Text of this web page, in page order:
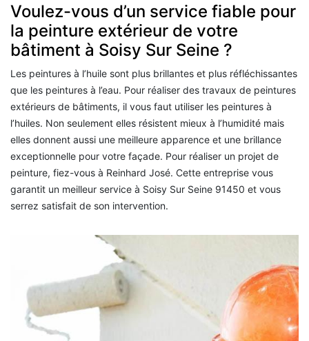
Voulez-vous d’un service fiable pour
la peinture extérieur de votre
bâtiment à Soisy Sur Seine ?
Les peintures à l’huile sont plus brillantes et plus réfléchissantes
que les peintures à l’eau. Pour réaliser des travaux de peintures
extérieurs de bâtiments, il vous faut utiliser les peintures à
l’huiles. Non seulement elles résistent mieux à l’humidité mais
elles donnent aussi une meilleure apparence et une brillance
exceptionnelle pour votre façade. Pour réaliser un projet de
peinture, fiez-vous à Reinhard José. Cette entreprise vous
garantit un meilleur service à Soisy Sur Seine 91450 et vous
serrez satisfait de son intervention.